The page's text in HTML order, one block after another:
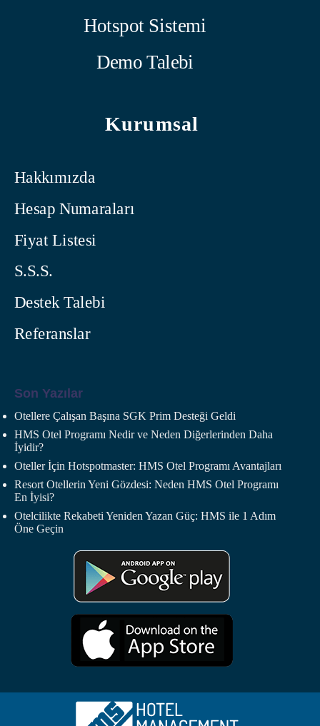
Hotspot Sistemi
Demo Talebi
Kurumsal
Hakkımızda
Hesap Numaraları
Fiyat Listesi
S.S.S.
Destek Talebi
Referanslar
Son Yazılar
Otellere Çalışan Başına SGK Prim Desteği Geldi
HMS Otel Programı Nedir ve Neden Diğerlerinden Daha
İyidir?
Oteller İçin Hotspotmaster: HMS Otel Programı Avantajları
Resort Otellerin Yeni Gözdesi: Neden HMS Otel Programı
En İyisi?
Otelcilikte Rekabeti Yeniden Yazan Güç: HMS ile 1 Adım
Öne Geçin